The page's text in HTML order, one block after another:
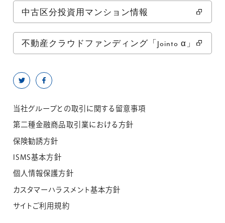
中古区分投資用マンション情報
不動産クラウドファンディング「Jointo α」
当社グループとの取引に関する留意事項
第二種金融商品取引業における方針
保険勧誘方針
ISMS基本方針
個人情報保護方針
カスタマーハラスメント基本方針
サイトご利用規約